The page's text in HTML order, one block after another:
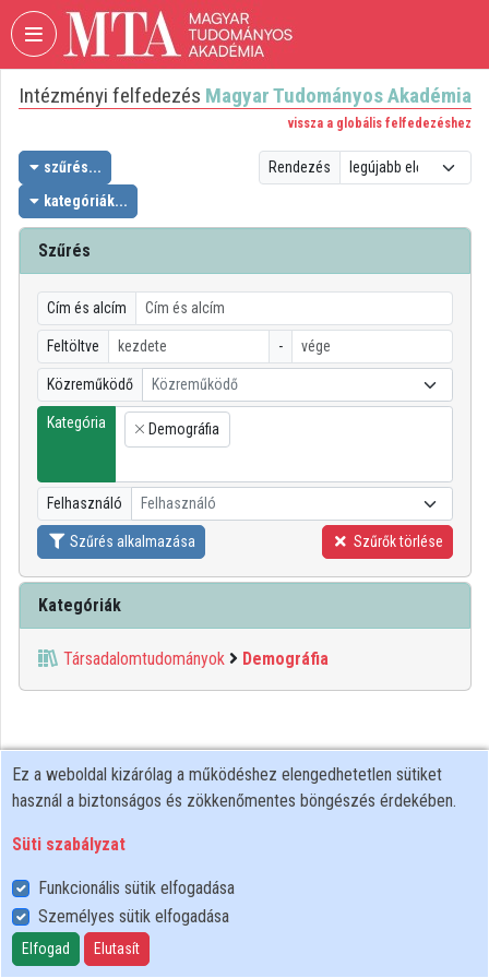
Fejléc kihagyása Menü kihagyása Tartalom kihagyása
VIDEOTORIUM
MAGYAR
TUDOMÁNYOS
AKADÉMIA
Intézményi kezdőlap
Bejelentkezés
Intézményi felfedezés
Kategóriák
Intézményi listák
Intézmények
Közreműködők
Intézményi felfedezés Magyar Tudományos Akadémia
vissza a globális felfedezéshez
szűrés...
kategóriák...
Rendezés
Szűrés
Cím és alcím
Feltöltve -
Közreműködő Közreműködő
Kategória
×
Demográfia
Felhasználó Felhasználó
Szűrés alkalmazása Szűrők törlése
Kategóriák
Társadalomtudományok Demográfia
Felhasználói szabályzat
Adatkezelési tájékoztató
Süti szabályzat
Ez a weboldal kizárólag a működéshez elengedhetetlen sütiket
használ a biztonságos és zökkenőmentes böngészés érdekében.
Süti szabályzat
Funkcionális sütik elfogadása
Személyes sütik elfogadása
Elfogad Elutasít